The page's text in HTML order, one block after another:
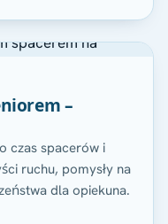
–
czas spacerów i
ruchu, pomysły na
dla opiekuna.